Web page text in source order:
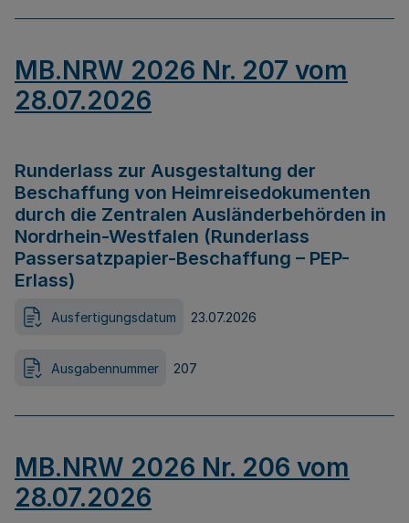
MB.NRW 2026 Nr. 207 vom
28.07.2026
Runderlass zur Ausgestaltung der
Beschaffung von Heimreisedokumenten
durch die Zentralen Ausländerbehörden in
Nordrhein-Westfalen (Runderlass
Passersatzpapier-Beschaffung – PEP-
Erlass)
Ausfertigungsdatum 23.07.2026
Ausgabennummer 207
MB.NRW 2026 Nr. 206 vom
28.07.2026